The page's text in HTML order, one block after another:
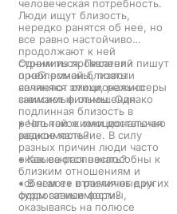
человеческая потребность.
Люди ищут близость,
нередко ранятся об нее, но
все равно настойчиво
продолжают к ней
стремиться. Писатели пишут
о ней романы, поэты
сочиняют стихи, режиссеры
снимают фильмы. Однако
подлинная близость в
реальной жизни достаточно
редкое явление. В силу
разных причин люди часто
оказываются неспособны к
близким отношениям и
«сбегают» в различные их
суррогатные формы,
оказываясь на полюсе
Одним из проявлений
проблемной близости
являются эмоционально
зависимые отношения.
• Что такое эмоциональная
зависимость?
• Как ее распознать?
• В чем ее отличия от других
форм зависимости?